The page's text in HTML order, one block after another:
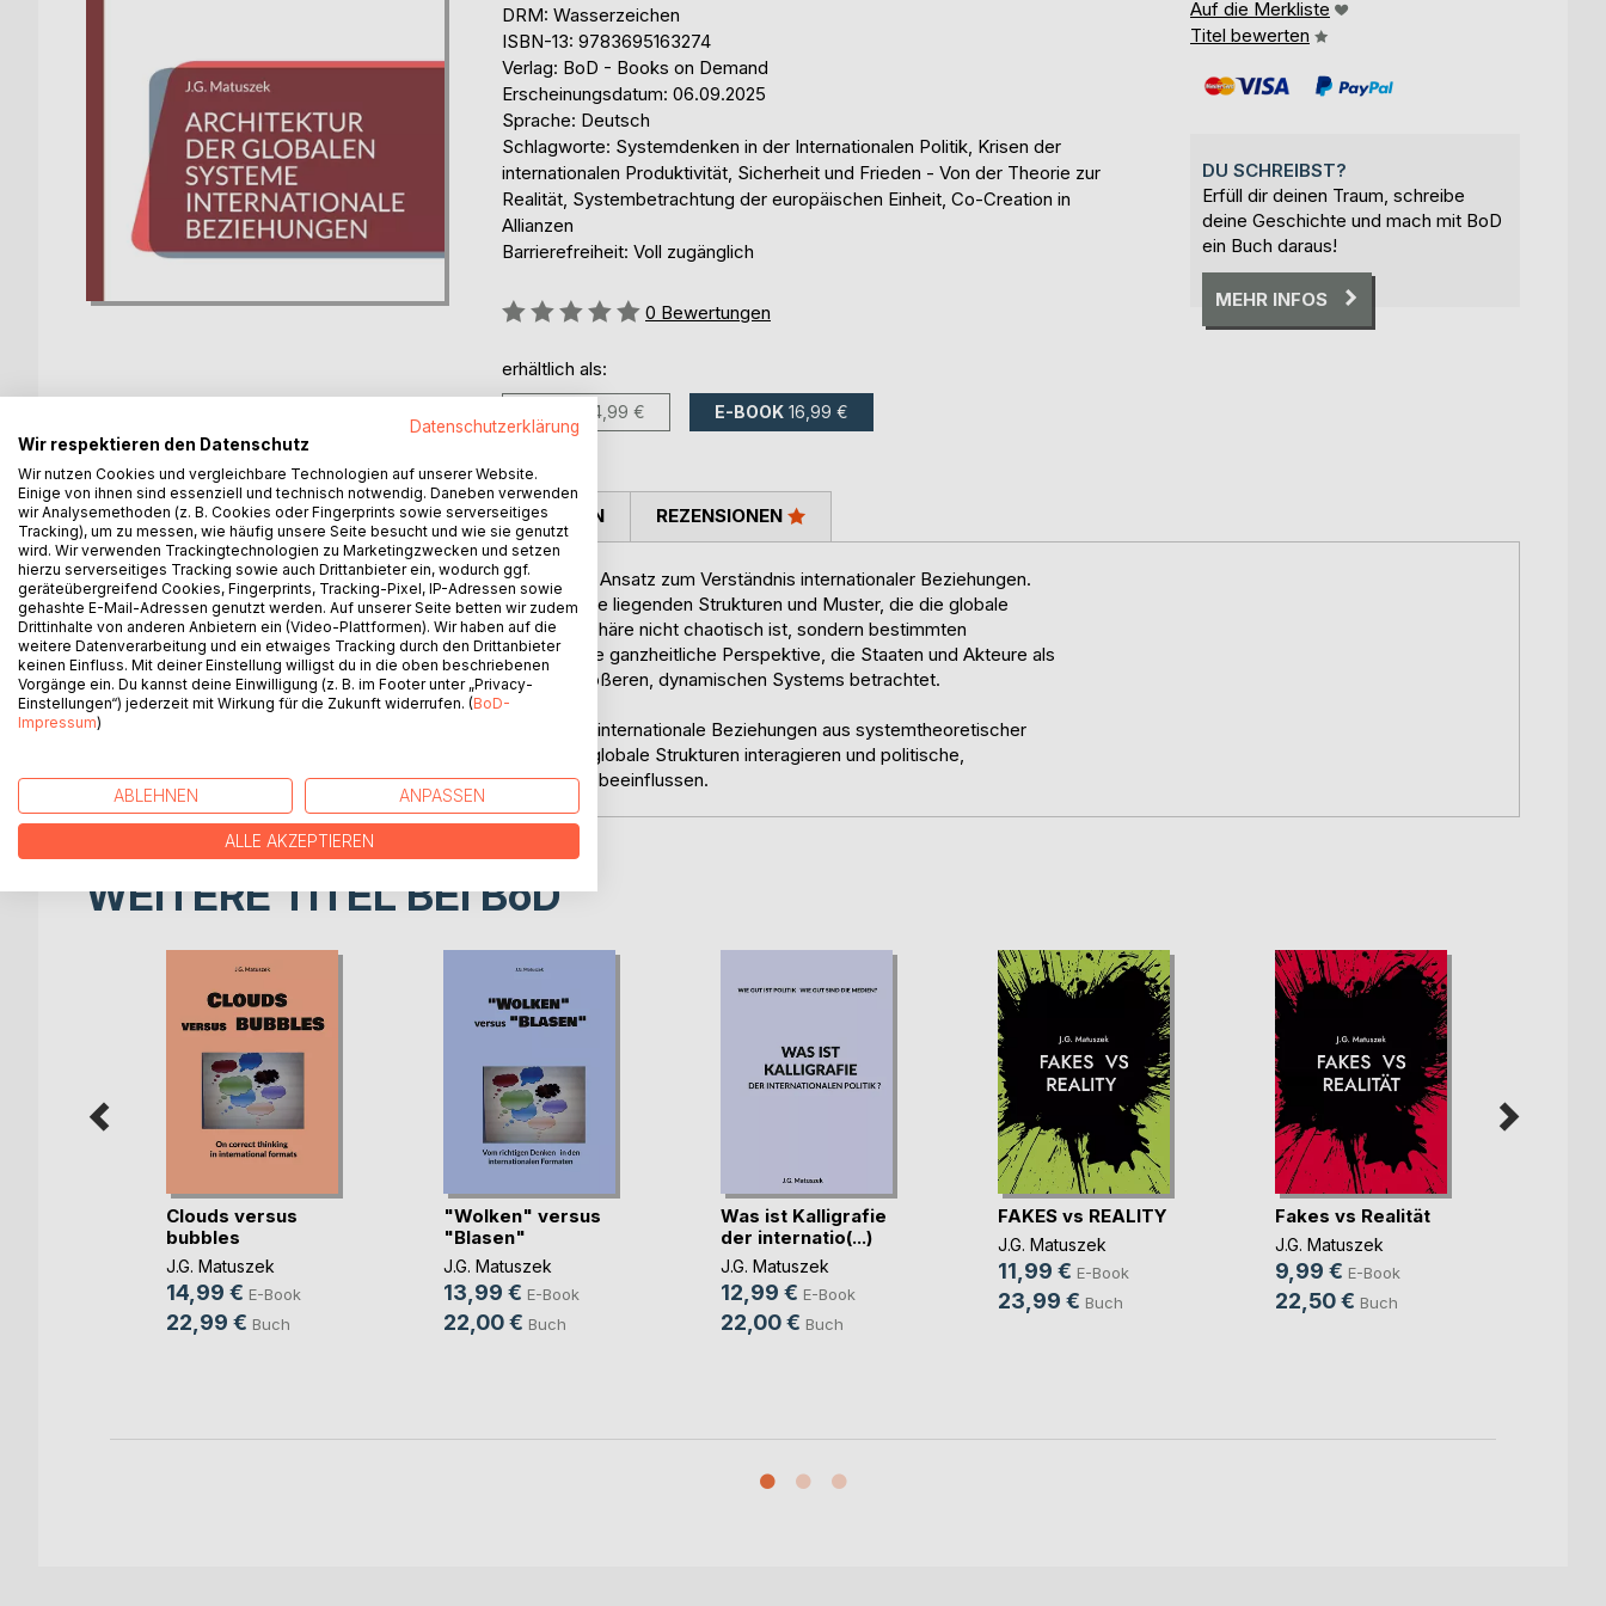
DRM: Wasserzeichen
ISBN-13: 9783695163274
Verlag: BoD - Books on Demand
Erscheinungsdatum: 06.09.2025
Sprache: Deutsch
Schlagworte: Systemdenken in der Internationalen Politik, Krisen der
internationalen Produktivität, Sicherheit und Frieden - Von der Theorie zur
Realität, Systembetrachtung der europäischen Einheit, Co-Creation in
Allianzen
Barrierefreiheit: Voll zugänglich
Bewertung::
0 Bewertungen
erhältlich als:
24,99 € E-BOOK 16,99 €
Auf die Merkliste
Titel bewerten
DU SCHREIBST?
Erfüll dir deinen Traum, schreibe
deine Geschichte und mach mit BoD
ein Buch daraus!
MEHR INFOS
BESCHREIBUNG
Der Titel suggeriert einen umfassenden, systembasierten Ansatz zum Verständnis internationaler Beziehungen.
Architektur globaler Systeme bezieht sich auf die zugrunde liegenden Strukturen und Muster, die die globale
Ordnung prägen. Dies impliziert, dass die internationale Sphäre nicht chaotisch ist, sondern bestimmten
Organisationsprinzipien folgt. Eine Systemsicht betont eine ganzheitliche Perspektive, die Staaten und Akteure als
miteinander verbundene Komponenten innerhalb eines größeren, dynamischen Systems betrachtet.
Der Titel bezieht sich auf einen analytischen Rahmen, der internationale Beziehungen aus systemtheoretischer
Perspektive untersucht und sich darauf konzentriert, wie globale Strukturen interagieren und politische,
wirtschaftliche und soziale Dynamiken auf globaler Ebene beeinflussen.
AUTOR/IN PRESSESTIMMEN REZENSIONEN
WEITERE TITEL BEIBoD
Clouds versus
bubbles
J.G. Matuszek
14,99 € E-Book
22,99 € Buch
"Wolken" versus
"Blasen"
J.G. Matuszek
13,99 € E-Book
22,00 € Buch
Was ist Kalligrafie
der internatio(...)
J.G. Matuszek
12,99 € E-Book
22,00 € Buch
FAKES vs REALITY
J.G. Matuszek
11,99 € E-Book
23,99 € Buch
Fakes vs Realität
J.G. Matuszek
9,99 € E-Book
22,50 € Buch
Datenschutzerklärung
Wir respektieren den Datenschutz
Wir nutzen Cookies und vergleichbare Technologien auf unserer Website.
Einige von ihnen sind essenziell und technisch notwendig. Daneben verwenden
wir Analysemethoden (z. B. Cookies oder Fingerprints sowie serverseitiges
Tracking), um zu messen, wie häufig unsere Seite besucht und wie sie genutzt
wird. Wir verwenden Trackingtechnologien zu Marketingzwecken und setzen
hierzu serverseitiges Tracking sowie auch Drittanbieter ein, wodurch ggf.
geräteübergreifend Cookies, Fingerprints, Tracking-Pixel, IP-Adressen sowie
gehashte E-Mail-Adressen genutzt werden. Auf unserer Seite betten wir zudem
Drittinhalte von anderen Anbietern ein (Video-Plattformen). Wir haben auf die
weitere Datenverarbeitung und ein etwaiges Tracking durch den Drittanbieter
keinen Einfluss. Mit deiner Einstellung willigst du in die oben beschriebenen
Vorgänge ein. Du kannst deine Einwilligung (z. B. im Footer unter „Privacy-
Einstellungen“) jederzeit mit Wirkung für die Zukunft widerrufen. (BoD-
Impressum)
ABLEHNEN ANPASSEN
ALLE AKZEPTIEREN